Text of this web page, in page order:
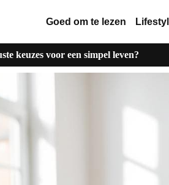
Goed om te lezen
keuzes voor een simpel leven?